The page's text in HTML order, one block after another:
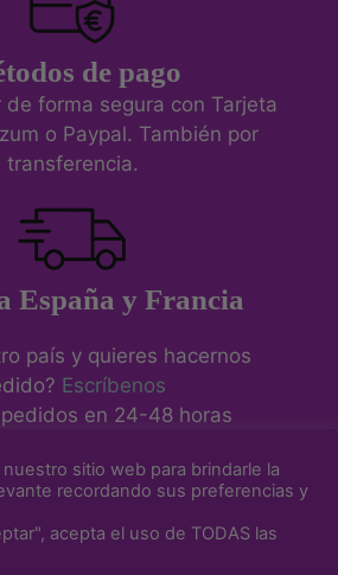
de pago
de forma segura con Tarjeta
o Paypal. También por
transferencia.
España y Francia
país y quieres hacernos
Escríbenos
en 24-48 horas
Cookies
de venta y devoluciones
sitio web para brindarle la
recordando sus preferencias y
acepta el uso de TODAS las